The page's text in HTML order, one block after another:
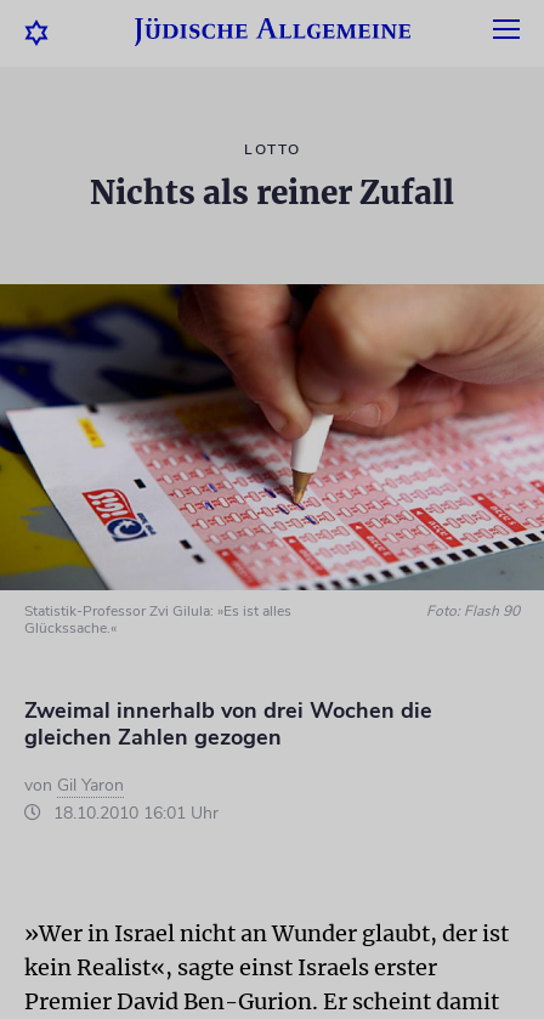
LOTTO
Nichts als reiner Zufall
Statistik-Professor Zvi Gilula: »Es ist alles
Glückssache.«
Foto: Flash 90
Zweimal innerhalb von drei Wochen die
gleichen Zahlen gezogen
von Gil Yaron
18.10.2010 16:01 Uhr
»Wer in Israel nicht an Wunder glaubt, der ist
kein Realist«, sagte einst Israels erster
Premier David Ben-Gurion. Er scheint damit